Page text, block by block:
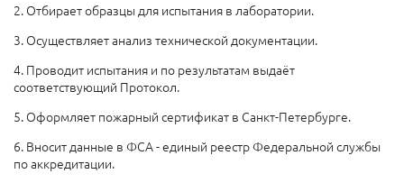
2. Отбирает образцы для испытания в лаборатории.
3. Осуществляет анализ технической документации.
4. Проводит испытания и по результатам выдаёт
соответствующий Протокол.
5. Оформляет пожарный сертификат в Санкт-Петербурге.
6. Вносит данные в ФСА - единый реестр Федеральной службы
по аккредитации.